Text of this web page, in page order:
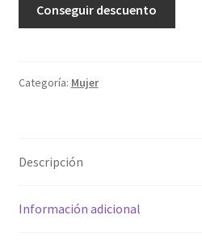
Conseguir descuento
Categoría: Mujer
Descripción
Información adicional